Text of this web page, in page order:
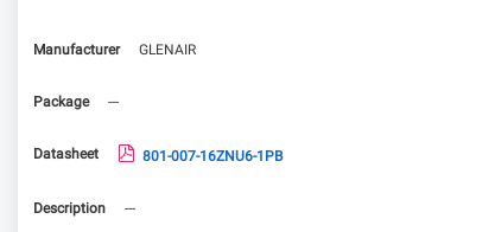
Manufacturer
GLENAIR
Package ---
Datasheet 801-007-16ZNU6-1PB
Description ---